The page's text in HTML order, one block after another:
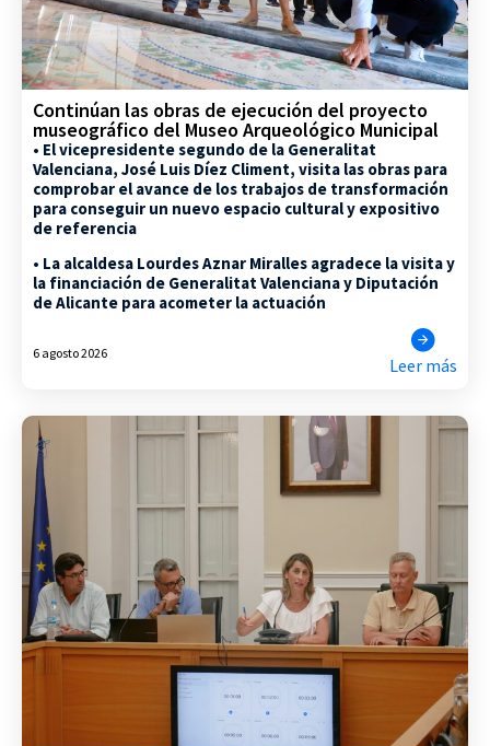
Continúan las obras de ejecución del proyecto
museográfico del Museo Arqueológico Municipal
• El vicepresidente segundo de la Generalitat
Valenciana, José Luis Díez Climent, visita las obras para
comprobar el avance de los trabajos de transformación
para conseguir un nuevo espacio cultural y expositivo
de referencia
• La alcaldesa Lourdes Aznar Miralles agradece la visita y
la financiación de Generalitat Valenciana y Diputación
de Alicante para acometer la actuación
6 agosto 2026
Leer más